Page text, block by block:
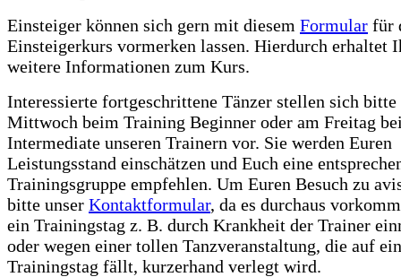
Einsteiger können sich gern mit diesem Formular für
Einsteigerkurs vormerken lassen. Hierdurch erhaltet
weitere Informationen zum Kurs.
Interessierte fortgeschrittene Tänzer stellen sich bitte
Mittwoch beim Training Beginner oder am Freitag
Intermediate unseren Trainern vor. Sie werden Euren
Leistungsstand einschätzen und Euch eine
Trainingsgruppe empfehlen. Um Euren Besuch zu
bitte unser Kontaktformular, da es durchaus
ein Trainingstag z. B. durch Krankheit der Trainer
oder wegen einer tollen Tanzveranstaltung, die auf
Trainingstag fällt, kurzerhand verlegt wird.